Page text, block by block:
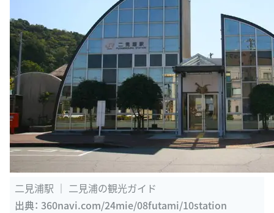
二見浦駅 ｜ 二見浦の観光ガイド
出典： 360navi.com/24mie/08futami/10station